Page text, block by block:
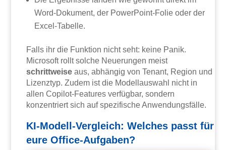
Word-Dokument, der PowerPoint-Folie oder der
Excel-Tabelle.
Falls ihr die Funktion nicht seht: keine Panik.
Microsoft rollt solche Neuerungen meist
schrittweise aus, abhängig von Tenant, Region und
Lizenztyp. Zudem ist die Modellauswahl nicht in
allen Copilot-Features verfügbar, sondern
konzentriert sich auf spezifische Anwendungsfälle.
KI-Modell-Vergleich: Welches passt für
eure Office-Aufgaben?